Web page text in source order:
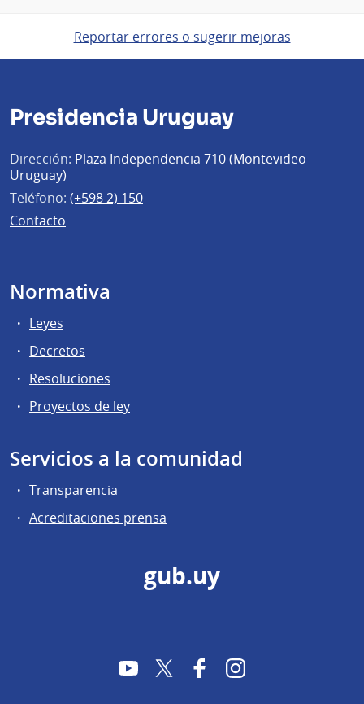
Reportar errores o sugerir mejoras
Presidencia Uruguay
Dirección: Plaza Independencia 710 (Montevideo-
Uruguay)
Teléfono: (+598 2) 150
Contacto
Normativa
Leyes
Decretos
Resoluciones
Proyectos de ley
Servicios a la comunidad
Transparencia
Acreditaciones prensa
gub.uy
YouTubeTwitter FacebookInstagram